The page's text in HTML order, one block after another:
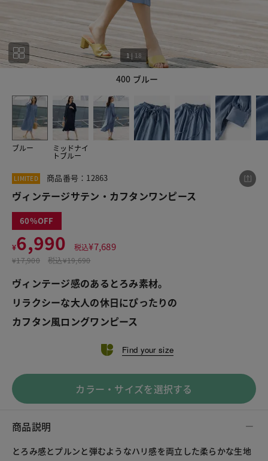
400 ブルー
1 | 18
ブルー ミッドナイ
トブルー
18
LIMITED 商品番号：12863
ヴィンテージサテン・カフタンワンピース
60
¥6,990 税込¥7,689
¥17,900 税込¥19,690
ヴィンテージ感のあるとろみ素材。
リラクシーな大人の休日にぴったりの
カフタン風ロングワンピース
Find your size
カラー・サイズを選択する
商品説明
とろみ感とプルンと弾むようなハリ感を両立した柔らかな生地
この商品をシェアする
¥6,990 税込¥7,689
LINE X